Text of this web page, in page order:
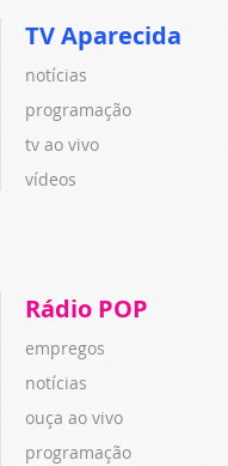
TV Aparecida
notícias
programação
tv ao vivo
vídeos
Rádio POP
empregos
notícias
ouça ao vivo
programação